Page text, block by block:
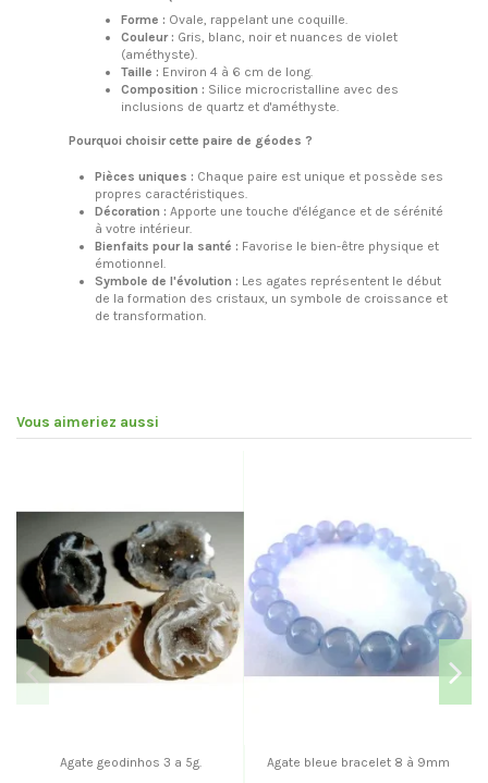
Forme : Ovale, rappelant une coquille.
Couleur : Gris, blanc, noir et nuances de violet
(améthyste).
Taille : Environ 4 à 6 cm de long.
Composition : Silice microcristalline avec des
inclusions de quartz et d'améthyste.
Pourquoi choisir cette paire de géodes ?
Pièces uniques : Chaque paire est unique et possède ses
propres caractéristiques.
Décoration : Apporte une touche d'élégance et de sérénité
à votre intérieur.
Bienfaits pour la santé : Favorise le bien-être physique et
émotionnel.
Symbole de l'évolution : Les agates représentent le début
de la formation des cristaux, un symbole de croissance et
de transformation.
Vous aimeriez aussi
Agate geodinhos 3 a 5g. Agate bleue bracelet 8 à 9mm